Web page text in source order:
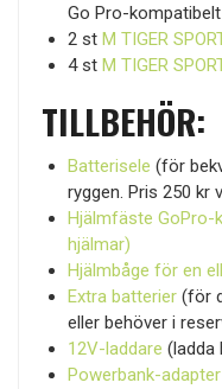
Go Pro-kompatibelt
2 stM TIGER
4 stM TIGER
TILLBEHÖR:
Batterisele (för
ryggen. Pris 250 kr
Hjälmfäste
hjälmar)
Hjälmbåge för en
Extra batterier (för
eller behöver i
12V-laddare (ladda
Powerbank-adapter